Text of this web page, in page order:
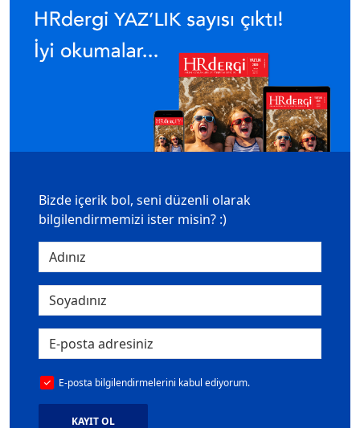
Bizde içerik bol, seni düzenli olarak
bilgilendirmemizi ister misin? :)
E-posta bilgilendirmelerini kabul ediyorum.
KAYIT OL